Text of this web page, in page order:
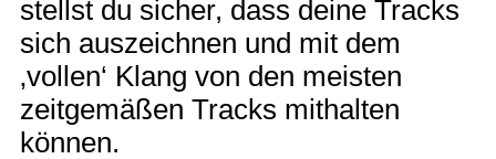
stellst du sicher, dass deine Tracks
sich auszeichnen und mit dem
‚vollen‘ Klang von den meisten
zeitgemäßen Tracks mithalten
können.